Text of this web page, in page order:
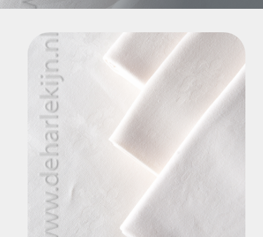
Contact
Mijn account
ZOEKEN
NAAR:
Partyverhuur de Harlekijn